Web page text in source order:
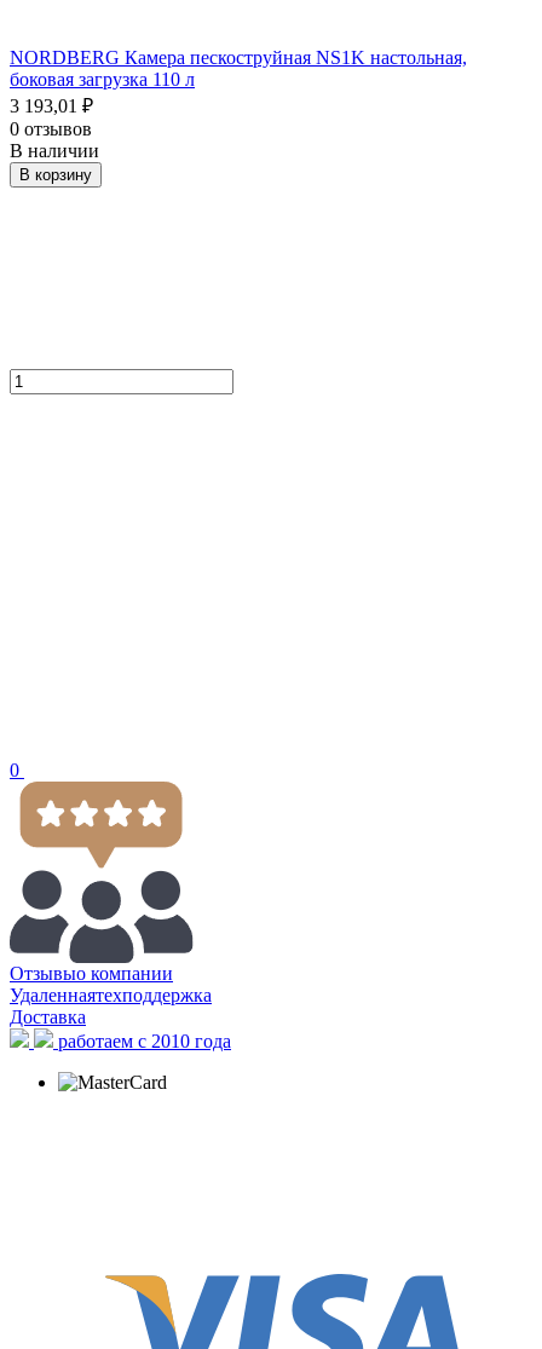
NORDBERG Камера пескоструйная NS1K настольная,
боковая загрузка 110 л
3 193,01 ₽
0 отзывов
В наличии
В корзину
0
Отзывыо компании
Удаленнаятехподдержка
Доставка
работаем с 2010 года